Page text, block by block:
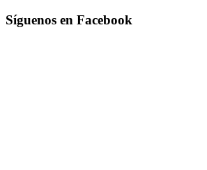
Síguenos en Facebook